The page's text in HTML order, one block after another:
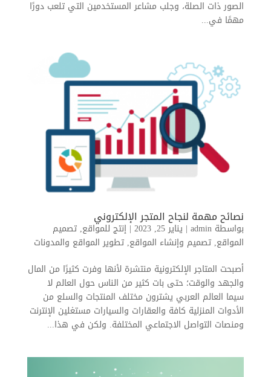
الصور ذات الصلة، وجلب مشاعر المستخدمين التي تلعب دورًا
مهمًا في...
نصائح مهمة لنجاح المتجر الإلكتروني
بواسطة admin
| يناير 25, 2023 | إنتج للمواقع,تصميم
المواقع,تصميم وإنشاء المواقع,تطوير المواقع والمدونات
أصبحت المتاجر الإلكترونية منتشرة لأنها وفرت كثيرًا من المال
والجهد والوقت؛ حتى بات كثير من الناس حول العالم لا
سيما العالم العربي يشترون مختلف المنتجات والسلع من
الأدوات المنزلية كافة والعقارات والسيارات مستغلين الإنترنت
ومنصات التواصل الاجتماعي المختلفة. ولكن في هذا...